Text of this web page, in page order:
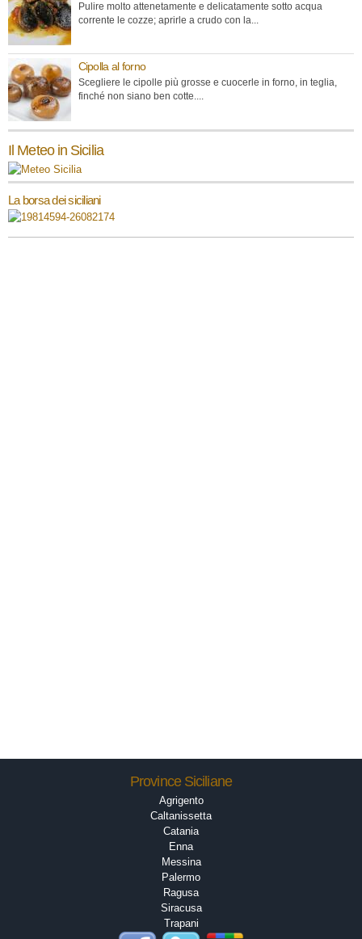
Pulire molto attenetamente e delicatamente sotto acqua
corrente le cozze; aprirle a crudo con la...
Cipolla al forno
Scegliere le cipolle più grosse e cuocerle in forno, in teglia,
finché non siano ben cotte....
Il Meteo in Sicilia
La borsa dei siciliani
Province Siciliane
Agrigento
Caltanissetta
Catania
Enna
Messina
Palermo
Ragusa
Siracusa
Trapani